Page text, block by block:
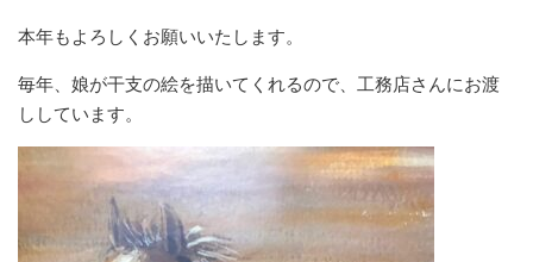
本年もよろしくお願いいたします。
毎年、娘が干支の絵を描いてくれるので、工務店さんにお渡
ししています。